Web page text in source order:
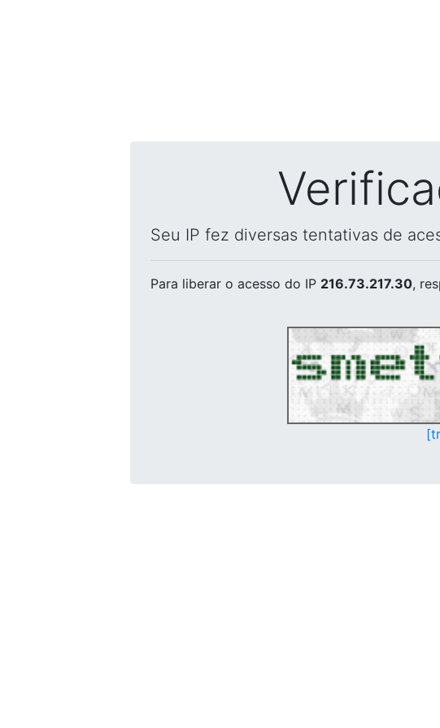
Seu IP fez diversas tentativas de
Para liberar o acesso do IP 216.73.217.30,